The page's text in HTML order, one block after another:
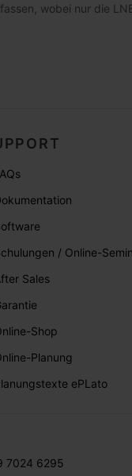
wobei nur die
/ Online-
Sales
Shop
Planung
ePLato
7024 6295